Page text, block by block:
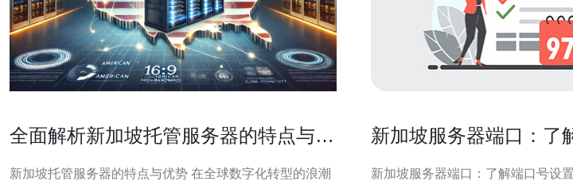
全面解析新加坡托管服务器的特点与优
新加坡托管服务器的特点与优势 在全球数字化转型的浪潮
新加坡服务器端口：了
新加坡服务器端口：了解端口号设置 在计算机网络中，服